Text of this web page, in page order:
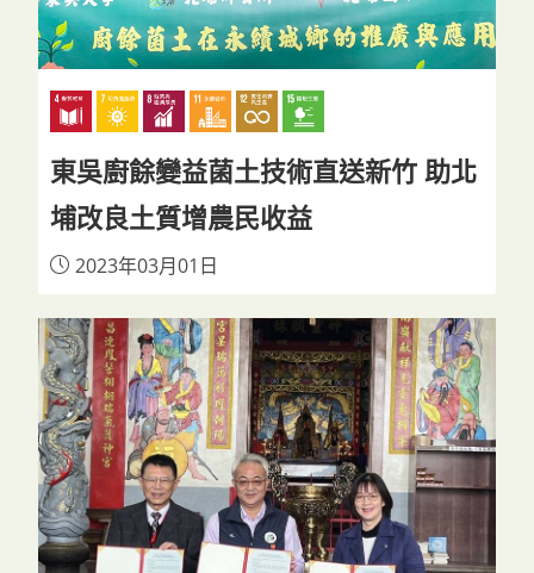
東吳廚餘變益菌土技術直送新竹 助北
埔改良土質增農民收益
2023年03月01日